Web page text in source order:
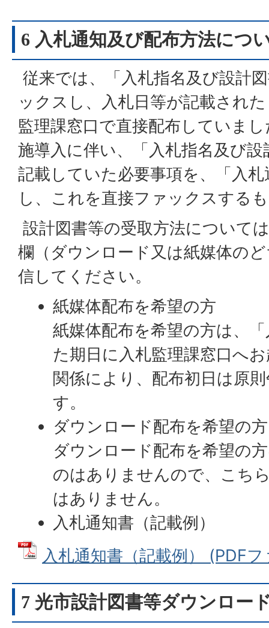
6 入札通知及び配布方法につ
従来では、「入札指名及び設計
ックスし、入札日等が記載され
監理課窓口で直接配布していま
施導入に伴い、「入札指名及び
記載していた必要事項を、「入
し、これを直接ファックスする
設計図書等の受取方法について
欄（ダウンロード又は紙媒体の
信してください。
紙媒体配布を希望の方
紙媒体配布を希望の方は、
た期日に入札監理課窓口へ
関係により、配布初日は原
す。
ダウンロード配布を希望の方
ダウンロード配布を希望の
のはありませんので、こち
はありません。
入札通知書（記載例）
入札通知書（記載例） (PDF
7 光市設計図書等ダウンロー